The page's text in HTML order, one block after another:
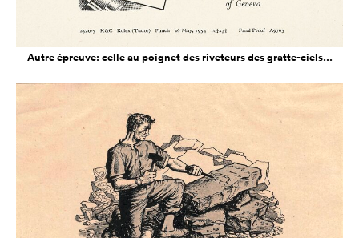
Autre épreuve: celle au poignet des riveteurs des gratte-ciels...